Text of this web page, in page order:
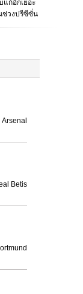
แก้อีกเยอะ
ช่วงปรีซีซั่น